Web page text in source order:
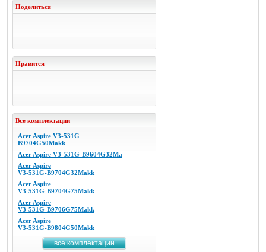
Поделиться
Нравится
Все комплектации
Acer Aspire V3-531G
B9704G50Makk
Acer Aspire V3-531G-B9604G32Ma
Acer Aspire
V3-531G-B9704G32Makk
Acer Aspire
V3-531G-B9704G75Makk
Acer Aspire
V3-531G-B9706G75Makk
Acer Aspire
V3-531G-B9804G50Makk
все комплектации